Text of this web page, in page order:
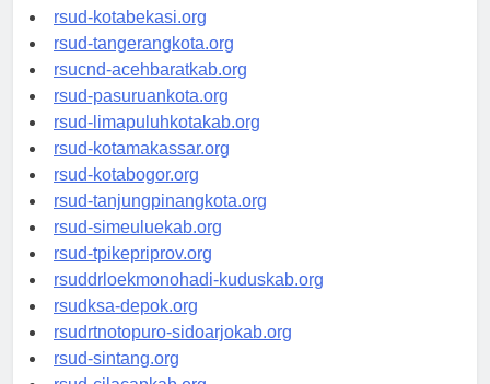
rsud-tangerangkab.org
rsud-kotabekasi.org
rsud-tangerangkota.org
rsucnd-acehbaratkab.org
rsud-pasuruankota.org
rsud-limapuluhkotakab.org
rsud-kotamakassar.org
rsud-kotabogor.org
rsud-tanjungpinangkota.org
rsud-simeuluekab.org
rsud-tpikepriprov.org
rsuddrloekmonohadi-kuduskab.org
rsudksa-depok.org
rsudrtnotopuro-sidoarjokab.org
rsud-sintang.org